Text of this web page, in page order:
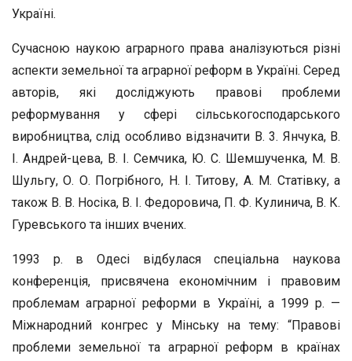
Україні.
Сучасною наукою аграрного права аналізуються різні
аспекти зе­мельної та аграрної реформ в Україні. Серед
авторів, які досліджу­ють правові проблеми
реформування у сфері сільськогосподарсько­го
виробництва, слід особливо відзначити В. 3. Янчука, В.
І. Андрей-цева, В. І. Семчика, Ю. С. Шемшученка, М. В.
Шульгу, О. О. Пог­рібного, Н. І. Титову, А. М. Статівку, а
також В. В. Носіка, В. І. Фе­доровича, П. Ф. Кулинича, В. К.
Гуревського та інших вчених.
1993 р. в Одесі відбулася спеціальна наукова
конференція, прис­вячена економічним і правовим
проблемам аграрної реформи в Ук­раїні, а 1999 р. —
Міжнародний конгрес у Мінську на тему: “Пра­вові
проблеми земельної та аграрної реформ в країнах